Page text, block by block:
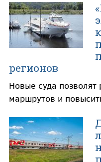
регионов
Новые суда
маршрутов и